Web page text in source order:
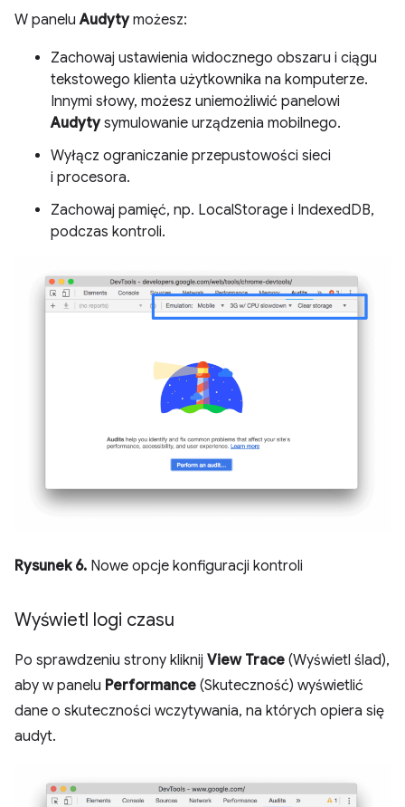
W paneluAudytymożesz:
Zachowaj ustawienia widocznego obszaru i ciągu
tekstowego klienta użytkownika na komputerze.
Innymi słowy, możesz uniemożliwić panelowi
Audytysymulowanie urządzenia mobilnego.
Wyłącz ograniczanie przepustowości sieci
i procesora.
Zachowaj pamięć, np. LocalStorage i IndexedDB,
podczas kontroli.
Rysunek 6. Nowe opcje konfiguracji kontroli
Wyświetl logi czasu
Po sprawdzeniu strony kliknij View Trace (Wyświetl ślad),
aby w panelu Performance (Skuteczność) wyświetlić
dane o skuteczności wczytywania, na których opiera się
audyt.